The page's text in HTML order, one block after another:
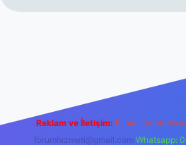
Reklam ve İletişim: E-mail:
forumhizmeti@gmail.com Whatsapp: